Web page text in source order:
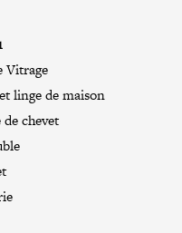
Vitrage
linge de maison
chevet